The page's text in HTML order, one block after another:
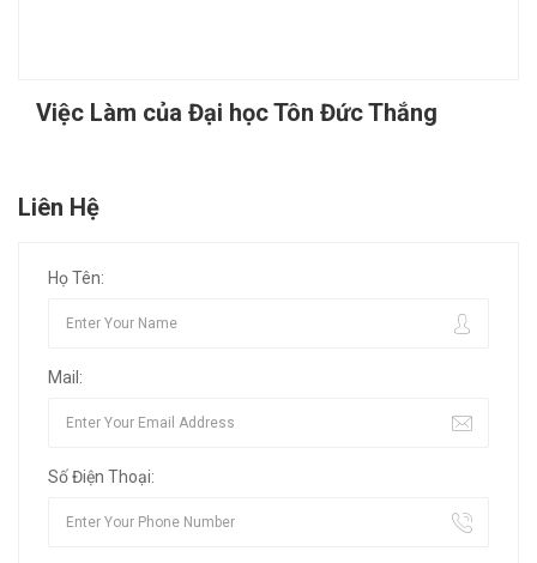
Việc Làm của Đại học Tôn Đức Thắng
Liên Hệ
Họ Tên:
Mail:
Số Điện Thoại: